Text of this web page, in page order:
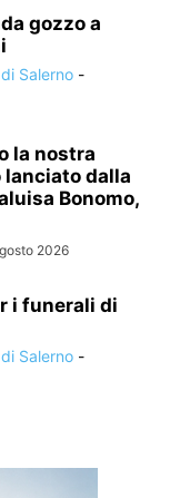
gozzo a
Salerno -
la nostra
lanciato dalla
Bonomo,
2026
i funerali di
Salerno -